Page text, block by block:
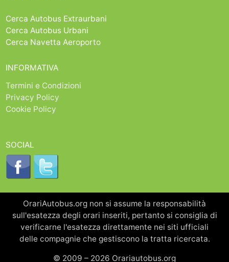
Cerca Autobus Extraurbani
Cerca Autobus Urbani
Cerca Navetta Aeroporto
INFORMATIVA
Termini e Condizioni
Privacy Policy
Cookie Policy
SOCIAL
OrariAutobus.org non si assume la responsabilità
sull'esatezza degli orari inseriti, pertanto si consiglia di
verificarne l'esatezza direttamente nei siti ufficiali
delle compagnie che gestiscono la tratta ricercata.
© 2009 – 2026 Orariautobus.org